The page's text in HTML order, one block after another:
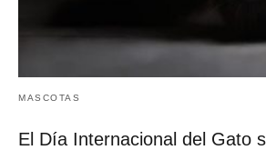
MASCOTAS
El Día Internacional del Gato